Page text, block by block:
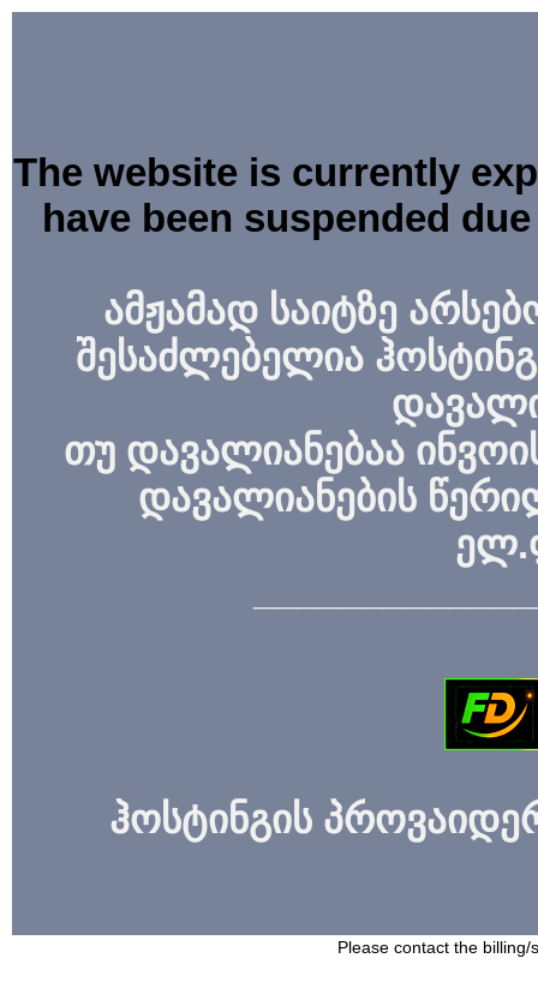
The website is currently
have been suspended
ამჟამად საიტზე
შესაძლებელია
თუ დავალიანებაა
დავალიანების
ჰოსტინგის
Please contact the